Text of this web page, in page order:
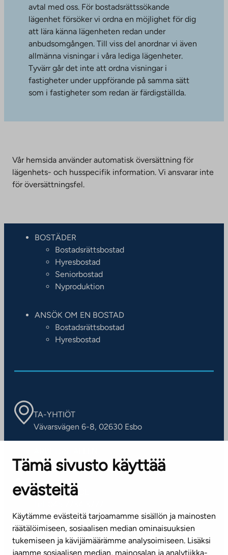
Tämä sivusto käyttää
evästeitä
Käytämme evästeitä tarjoamamme sisällön ja mainosten
räätälöimiseen, sosiaalisen median ominaisuuksien
tukemiseen ja kävijämäärämme analysoimiseen. Lisäksi
jaamme sosiaalisen median, mainosalan ja analytiikka-
avtal med oss. För bostadsrättssökande
lägenhet försöker vi ordna en möjlighet för dig
att lära känna lägenheten redan under
anbudsomgången. Till viss del anordnar vi även
allmänna visningar i våra lediga lägenheter.
Tyvärr går det inte att ordna visningar i
fastigheter under uppförande på samma sätt
som i fastigheter som redan är färdigställda.
Vår hemsida använder automatisk översättning för
lägenhets- och husspecifik information. Vi ansvarar inte
för översättningsfel.
BOSTÄDER
Bostadsrättsbostad
Hyresbostad
Seniorbostad
Nyproduktion
ANSÖK OM EN BOSTAD
Bostadsrättsbostad
Hyresbostad
TA-YHTIÖT
Vävarsvägen 6-8, 02630 Esbo
Kontaktinformation
KUNDSERVICE
(vardagar kl. 8–16)
info@ta.fi